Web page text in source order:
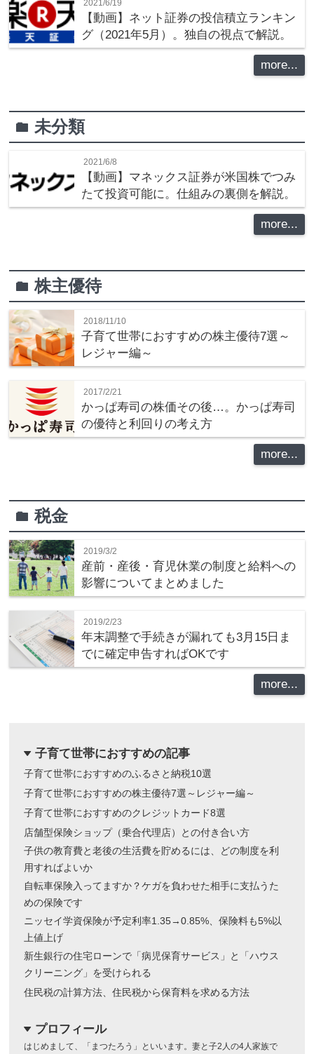
2021/6/19
【動画】ネット証券の投信積立ランキン
グ（2021年5月）。独自の視点で解説。
more...
folder未分類
2021/6/8
【動画】マネックス証券が米国株でつみ
たて投資可能に。仕組みの裏側を解説。
more...
folder株主優待
2018/11/10
子育て世帯におすすめの株主優待7選～
レジャー編～
2017/2/21
かっぱ寿司の株価その後…。かっぱ寿司
の優待と利回りの考え方
more...
folder税金
2019/3/2
産前・産後・育児休業の制度と給料への
影響についてまとめました
2019/2/23
年末調整で手続きが漏れても3月15日ま
でに確定申告すればOKです
more...
dropdown 子育て世帯におすすめの記事
子育て世帯におすすめのふるさと納税10選
子育て世帯におすすめの株主優待7選～レジャー編～
子育て世帯におすすめのクレジットカード8選
店舗型保険ショップ（乗合代理店）との付き合い方
子供の教育費と老後の生活費を貯めるには、どの制度を利
用すればよいか
自転車保険入ってますか？ケガを負わせた相手に支払うた
めの保険です
ニッセイ学資保険が予定利率1.35→0.85%、保険料も5%以
上値上げ
新生銀行の住宅ローンで「病児保育サービス」と「ハウス
クリーニング」を受けられる
住民税の計算方法、住民税から保育料を求める方法
dropdown プロフィール
はじめまして、「まつたろう」といいます。妻と子2人の4人家族で